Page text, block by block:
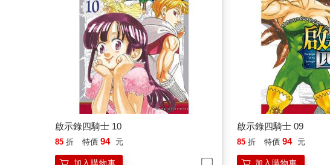
啟示錄四騎士 10
85 折 特價 94 元
加入購物車
啟示錄四騎士 09
85 折 特價 94 元
加入購物車